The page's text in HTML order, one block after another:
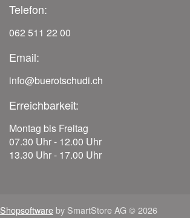
Telefon:
062 511 22 00
Email:
info@buerotschudi.ch
Erreichbarkeit:
Montag bis Freitag
07.30 Uhr - 12.00 Uhr
13.30 Uhr - 17.00 Uhr
Shopsoftware by SmartStore AG © 2026